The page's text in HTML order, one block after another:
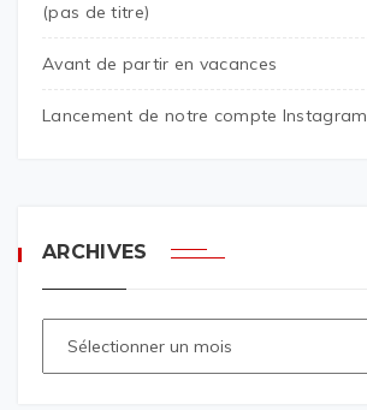
(pas de titre)
Avant de partir en vacances
Lancement de notre compte Instagram
ARCHIVES